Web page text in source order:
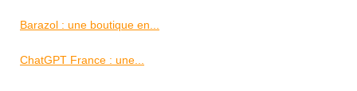
Barazol : une boutique en...
ChatGPT France : une...